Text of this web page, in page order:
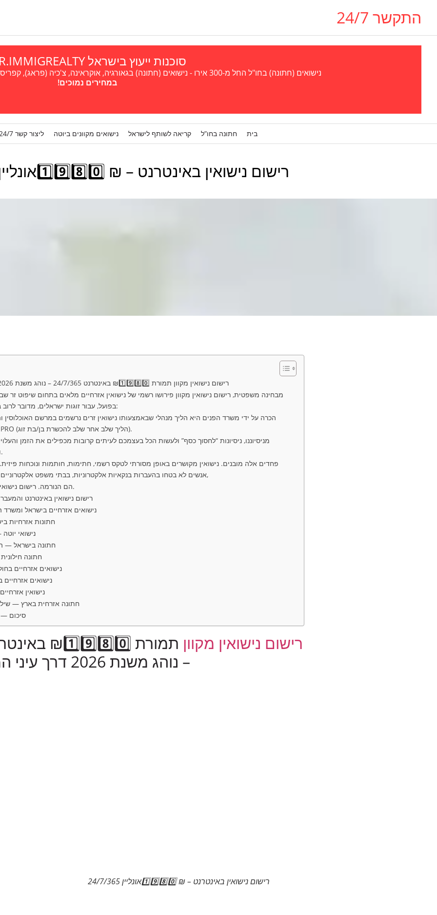
התקשר 24/7
סוכנות ייעוץ בישראל A.R.IMMIGREALTY
נישואים (חתונה) בחו"ל החל מ-300 אירו - נישואים (חתונה) בגאורגיה, אוקראינה, צ'כיה (פראג), קפריסין, אל סלבדור, פרגוואי סטוּפּרו, ויזה לבן/בת זוג
במחירים נמוכים!
בית חתונה בחו”ל קריאה לשותף לישראל נישואים מקוונים ביוטה ליצור קשר 24/7
רישום נישואין באינטרנט – ₪ 1️⃣9️⃣8️⃣0️⃣אונליין 24/7/365
רישום נישואין מקוון תמורת ₪1️⃣9️⃣8️⃣0️⃣ באינטרנט 24/7/365 – נוהג משנת 2026 דרך עיני המארגנים-יוטה
מבחינה משפטית, רישום נישואין מקוון פירושו רשמי של נישואין אזרחיים מלאים בתחום שיפוט זר
בפועל, עבור זוגות ישראלים, מדובר לרוב במדינת יוטה (ארה”ב), שם:
הכרה על ידי משרד הפנים היא הליך מנהלי שבאמצעותו נישואין זרים נרשמים במרשם האוכלוסין
משפחתי ולתחילת ה-STUPRO (הליך שלב אחר שלב להכשרת בן/בת זוג).
מניסיוננו, ניסיונות “לחסוך כסף” ולעשות הכל בעצמכם לעיתים קרובות מכפילים את הזמן
ואפוסטיל שלא בוצע כראוי.
פחדים אלה מובנים. נישואין מקושרים באופן מסורתי לטקס רשמי, חתימות, חותמות ונוכחות
אנשים לא בטחו בהעברות בנקאיות אלקטרוניות, בבתי משפט אלקטרוניים ובוויזות אלקטרוניות. כיום,
הם הנורמה. רישום נישואין מקוון הולך באותו מסלול.
רישום נישואין באינטרנט
נישואים אזרחיים בישראל
חתונות אזרחיות
נישואי
חתונה בישראל —
חתונה
נישואים אזרחיים
נישואים אזרחיים
נישואין
חתונה אזרחית בארץ —
סיכום
רישום נישואין מקוון
– נוהג משנת 2026 דרך עיני המארגנים-
רישום נישואין באינטרנט – ₪ 1️⃣9️⃣8️⃣0️⃣אונליין 24/7/365